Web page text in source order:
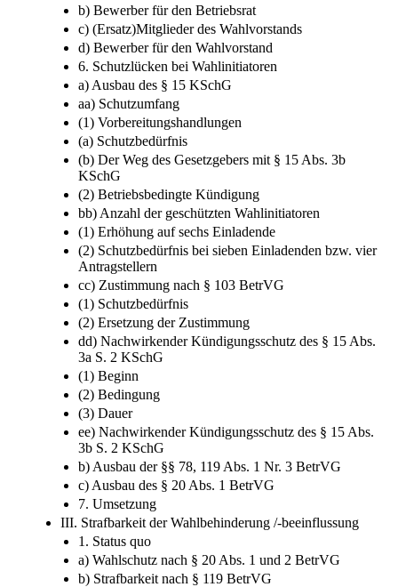
b) Bewerber für den Betriebsrat
c) (Ersatz)Mitglieder des Wahlvorstands
d) Bewerber für den Wahlvorstand
6. Schutzlücken bei Wahlinitiatoren
a) Ausbau des § 15 KSchG
aa) Schutzumfang
(1) Vorbereitungshandlungen
(a) Schutzbedürfnis
(b) Der Weg des Gesetzgebers mit § 15 Abs. 3b
KSchG
(2) Betriebsbedingte Kündigung
bb) Anzahl der geschützten Wahlinitiatoren
(1) Erhöhung auf sechs Einladende
(2) Schutzbedürfnis bei sieben Einladenden bzw. vier
Antragstellern
cc) Zustimmung nach § 103 BetrVG
(1) Schutzbedürfnis
(2) Ersetzung der Zustimmung
dd) Nachwirkender Kündigungsschutz des § 15 Abs.
3a S. 2 KSchG
(1) Beginn
(2) Bedingung
(3) Dauer
ee) Nachwirkender Kündigungsschutz des § 15 Abs.
3b S. 2 KSchG
b) Ausbau der §§ 78, 119 Abs. 1 Nr. 3 BetrVG
c) Ausbau des § 20 Abs. 1 BetrVG
7. Umsetzung
III. Strafbarkeit der Wahlbehinderung /-beeinflussung
1. Status quo
a) Wahlschutz nach § 20 Abs. 1 und 2 BetrVG
b) Strafbarkeit nach § 119 BetrVG